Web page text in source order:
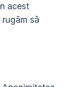
acest
să